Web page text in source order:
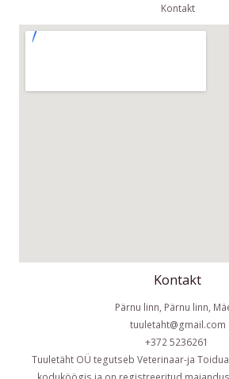
Kontakt
Kontakt
Pärnu linn, Pärnu linn,
tuuletaht@gmail.com
+372 5236261
Tuuletäht OÜ tegutseb Veterinaar-ja